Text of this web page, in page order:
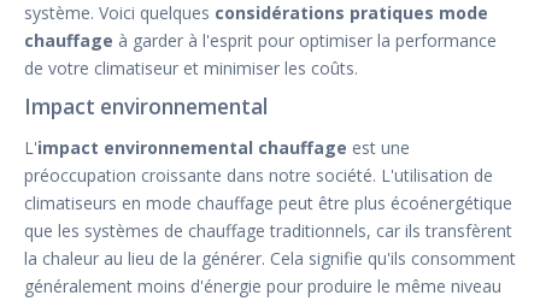
système. Voici quelques considérations pratiques mode
chauffage à garder à l'esprit pour optimiser la performance
de votre climatiseur et minimiser les coûts.
Impact environnemental
L'impact environnemental chauffage est une
préoccupation croissante dans notre société. L'utilisation de
climatiseurs en mode chauffage peut être plus écoénergétique
que les systèmes de chauffage traditionnels, car ils transfèrent
la chaleur au lieu de la générer. Cela signifie qu'ils consomment
généralement moins d'énergie pour produire le même niveau